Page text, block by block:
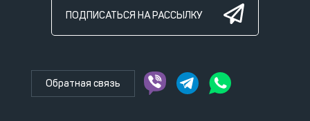
ПОДПИСАТЬСЯ НА РАССЫЛКУ
Обратная связь